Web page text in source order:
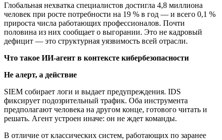
Глобальная нехватка специалистов достигла 4,8 миллиона
человек при росте потребности на 19 % в год — и всего 0,1 %
прироста числа работающих профессионалов. Почти
половина из них сообщает о выгорании. Это не кадровый
дефицит — это структурная уязвимость всей отрасли.
Что такое ИИ-агент в контексте кибербезопасности
Не алерт, а действие
SIEM собирает логи и выдает предупреждения. IDS
фиксирует подозрительный трафик. Оба инструмента
предполагают человека на другом конце, готового читать и
решать. Агент устроен иначе: он не ждет команды.
В отличие от классических систем, работающих по заранее